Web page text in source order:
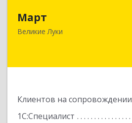
Март
Великие Луки
Клиентов на сопровождении
1С:Специалист